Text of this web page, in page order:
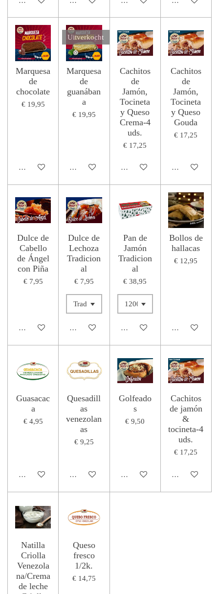
Marquesa
de
chocolate
€ 19,95
In winkelwagen
Uitverkocht
Marquesa
de
guanában
a
€ 19,95
Houd mij op de hoogte
Cachitos
de
Jamón,
Tocineta
y Queso
Crema-4
uds.
€ 17,25
In winkelwagen
Cachitos
de
Jamón,
Tocineta
y Queso
Gouda
€ 17,25
In
Dulce de
Cabello
de Ángel
con Piña
€ 7,95
In winkelwagen
Dulce de
Lechoza
Tradicion
al
€ 7,95
In winkelwagen
Pan de
Jamón
Tradicion
al
€ 38,95
In winkelwagen
Bollos de
hallacas
€ 12,95
In
Guasacac
a
€ 4,95
In winkelwagen
Quesadill
as
venezolan
as
€ 9,25
In winkelwagen
Golfeado
s
€ 9,50
In winkelwagen
Cachitos
de jamón
&
tocineta-4
uds.
€ 17,25
In
Natilla
Criolla
Venezola
na/Crema
de leche
Queso
fresco
1/2k.
€ 14,75